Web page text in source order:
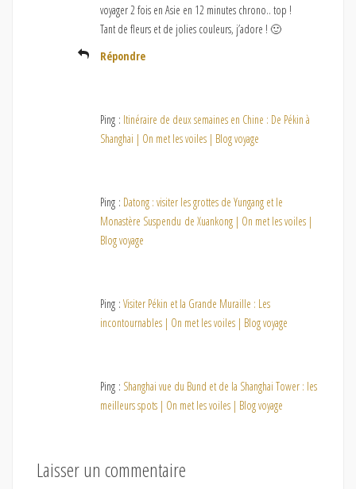
voyager 2 fois en Asie en 12 minutes chrono.. top !
Tant de fleurs et de jolies couleurs, j’adore ! 🙂
Répondre
Ping : Itinéraire de deux semaines en Chine : De Pékin à
Shanghai | On met les voiles | Blog voyage
Ping : Datong : visiter les grottes de Yungang et le
Monastère Suspendu de Xuankong | On met les voiles |
Blog voyage
Ping : Visiter Pékin et la Grande Muraille : Les
incontournables | On met les voiles | Blog voyage
Ping : Shanghai vue du Bund et de la Shanghai Tower : les
meilleurs spots | On met les voiles | Blog voyage
Laisser un commentaire